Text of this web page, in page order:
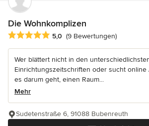
Die Wohnkomplizen
Durchschnittliche Bewertung: 5 von 5
5,0 (9 Bewertungen)
Wer blättert nicht in den
Einrichtungszeitschriften oder sucht online
es darum geht, einen Raum...
Mehr
Sudetenstraße 6, 91088 Bubenreuth